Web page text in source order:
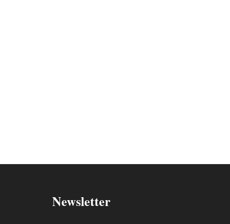
Newsletter